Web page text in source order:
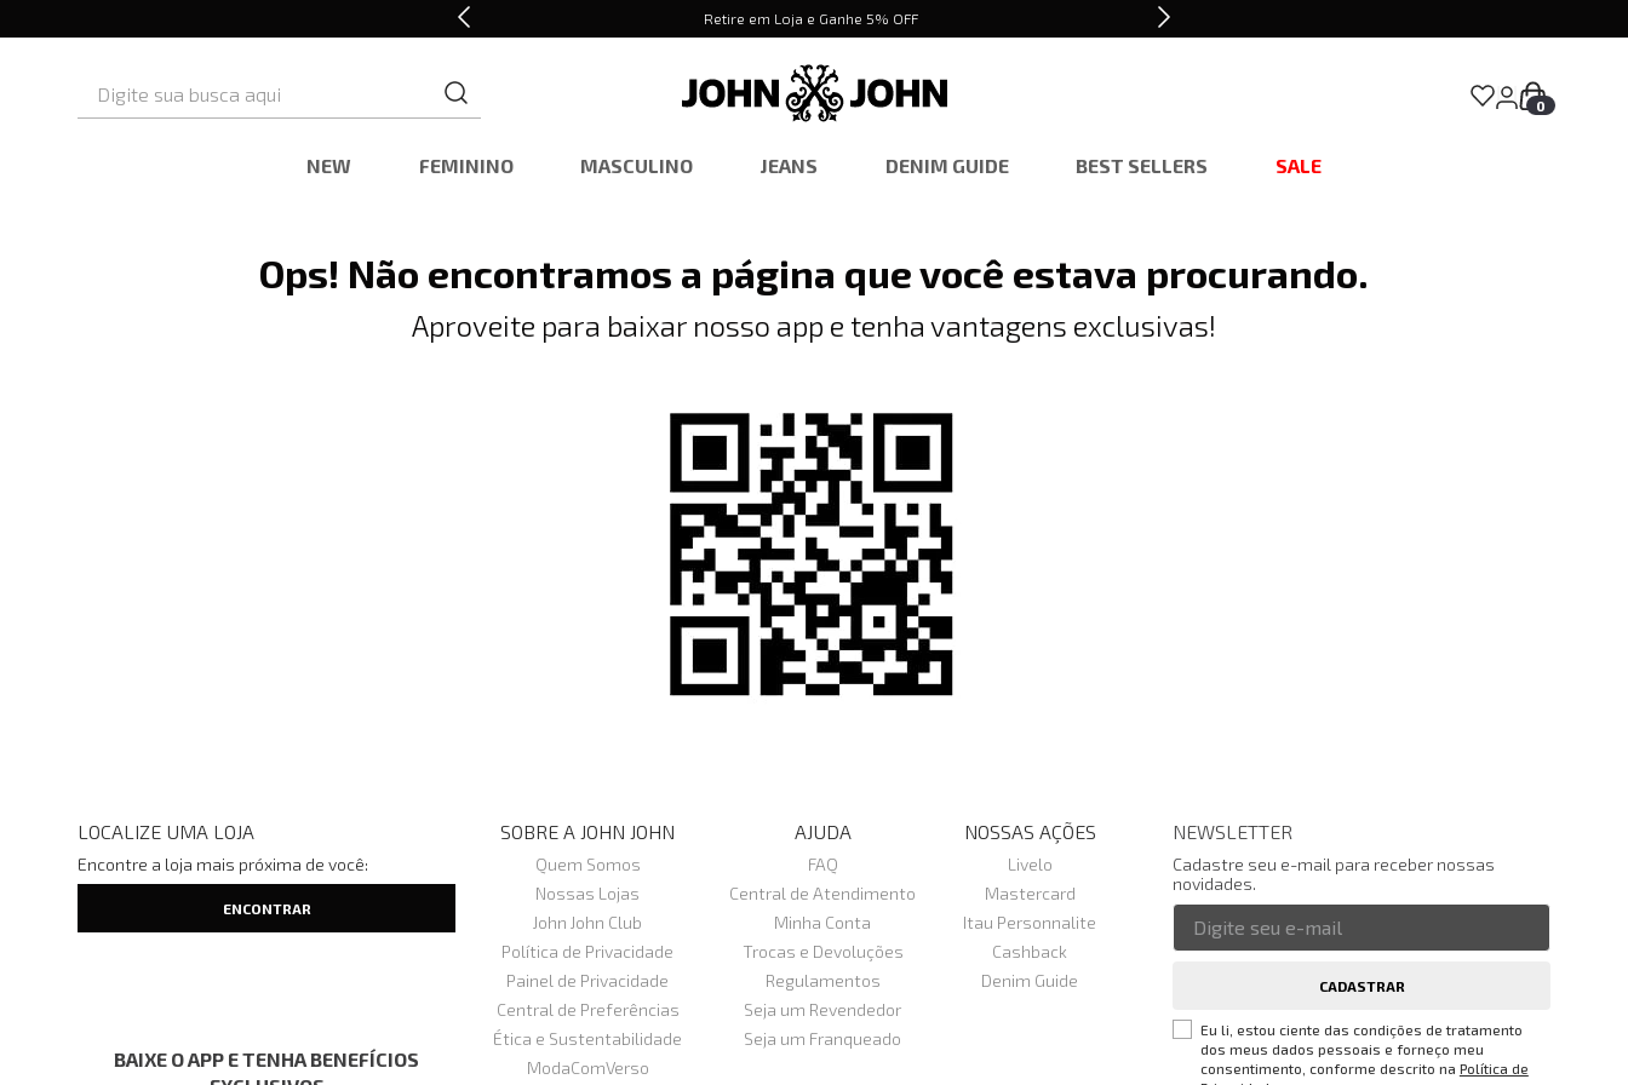
Retire em Loja e Ganhe 5% OFF
0
NEW FEMININO MASCULINO JEANS DENIM GUIDE BEST SELLERS SALE
Ops! Não encontramos a página que você estava procurando.
Aproveite para baixar nosso app e tenha vantagens exclusivas!
LOCALIZE UMA LOJA
Encontre a loja mais próxima de você:
BAIXE O APP E TENHA BENEFÍCIOS
SOBRE A JOHN JOHN
Quem Somos
Nossas Lojas
John John Club
Política de Privacidade
Painel de Privacidade
Central de Preferências
Ética e Sustentabilidade
ModaComVerso
AJUDA
FAQ
Central de Atendimento
Minha Conta
Trocas e Devoluções
Regulamentos
Seja um Revendedor
Seja um Franqueado
NOSSAS AÇÕES
Livelo
Mastercard
Itau Personnalite
Cashback
Denim Guide
NEWSLETTER
Cadastre seu e-mail para receber nossas
novidades.
CADASTRAR
Eu li, estou ciente das condições de tratamento
dos meus dados pessoais e forneço meu
consentimento, conforme descrito na Política de